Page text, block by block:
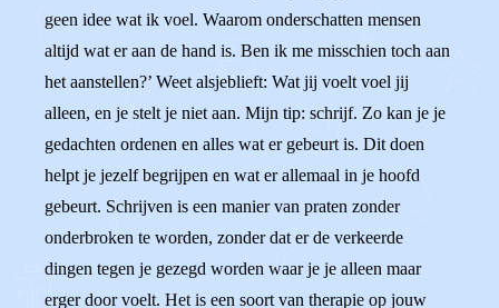
geen idee wat ik voel. Waarom onderschatten mensen
altijd wat er aan de hand is. Ben ik me misschien toch aan
het aanstellen?’ Weet alsjeblieft: Wat jij voelt voel jij
alleen, en je stelt je niet aan. Mijn tip: schrijf. Zo kan je je
gedachten ordenen en alles wat er gebeurt is. Dit doen
helpt je jezelf begrijpen en wat er allemaal in je hoofd
gebeurt. Schrijven is een manier van praten zonder
onderbroken te worden, zonder dat er de verkeerde
dingen tegen je gezegd worden waar je je alleen maar
erger door voelt. Het is een soort van therapie op jouw